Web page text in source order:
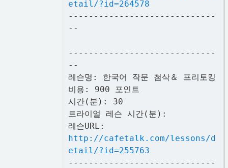
etail/?id=264578
-----------------------------
--
-----------------------------
--
레슨명: 한국어 작문 첨삭＆ 프리토킹
비용: 900 포인트
시간(분): 30
트라이얼 레슨 시간(분):
레슨URL:
http://cafetalk.com/lessons/d
etail/?id=255763
-----------------------------